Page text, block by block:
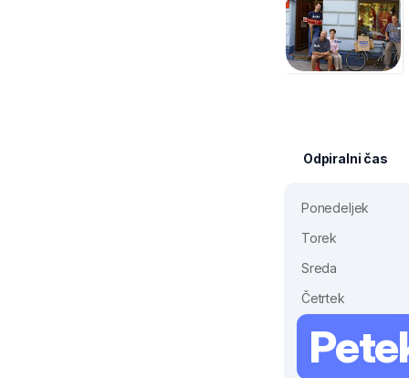
Odpiralni čas
Ponedeljek
Torek
Sreda
Četrtek